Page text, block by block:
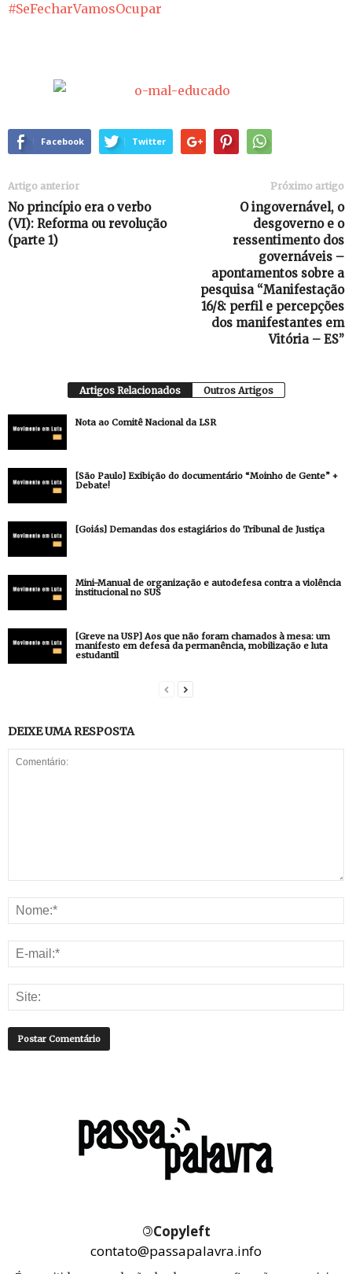
‪#‎SeFecharVamosOcupar‬
Facebook Twitter
Artigo anterior
No princípio era o verbo
(VI): Reforma ou revolução
(parte 1)
Próximo artigo
O ingovernável, o
desgoverno e o
ressentimento dos
governáveis –
apontamentos sobre a
pesquisa “Manifestação
16/8: perfil e percepções
dos manifestantes em
Vitória – ES”
Artigos Relacionados Outros Artigos
Nota ao Comitê Nacional da LSR
[São Paulo] Exibição do documentário “Moinho de Gente” +
Debate!
[Goiás] Demandas dos estagiários do Tribunal de Justiça
Mini-Manual de organização e autodefesa contra a violência
institucional no SUS
[Greve na USP] Aos que não foram chamados à mesa: um
manifesto em defesa da permanência, mobilização e luta
estudantil
DEIXE UMA RESPOSTA
©Copyleft
contato@passapalavra.info